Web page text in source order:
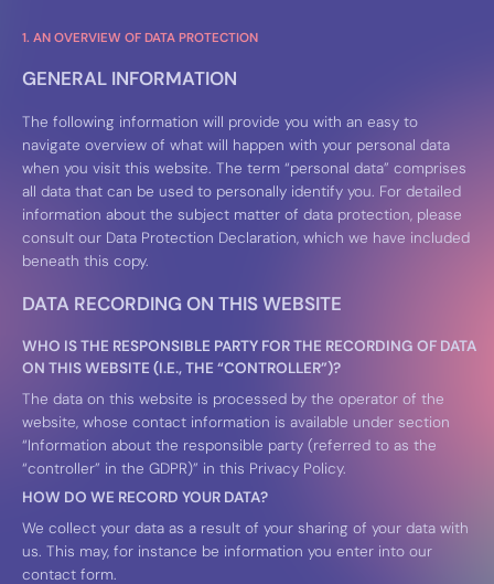
1. AN OVERVIEW OF DATA PROTECTION
GENERAL INFORMATION
The following information will provide you with an easy to
navigate overview of what will happen with your personal data
when you visit this website. The term “personal data” comprises
all data that can be used to personally identify you. For detailed
information about the subject matter of data protection, please
consult our Data Protection Declaration, which we have included
beneath this copy.
DATA RECORDING ON THIS WEBSITE
WHO IS THE RESPONSIBLE PARTY FOR THE RECORDING OF DATA
ON THIS WEBSITE (I.E., THE “CONTROLLER”)?
The data on this website is processed by the operator of the
website, whose contact information is available under section
“Information about the responsible party (referred to as the
“controller” in the GDPR)” in this Privacy Policy.
HOW DO WE RECORD YOUR DATA?
We collect your data as a result of your sharing of your data with
us. This may, for instance be information you enter into our
contact form.